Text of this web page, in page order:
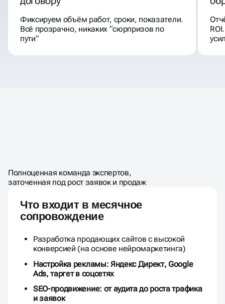
Фиксируем объём работ, сроки, показатели.
Всё прозрачно, никаких “сюрпризов по
пути”
МАРКЕТИНГА
МАРКЕТОЛОГА
Полноценная команда экспертов,
заточенная под рост заявок и продаж
Что входит в месячное
сопровождение
Разработка продающих сайтов с высокой
конверсией (на основе нейромаркетинга)
Настройка рекламы: Яндекс Директ, Google
Ads, таргет в соцсетях
SEO-продвижение: от аудита до роста трафика
и заявок